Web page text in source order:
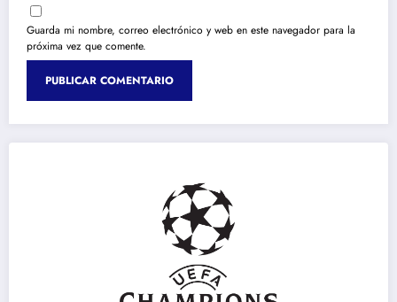
Guarda mi nombre, correo electrónico y web en este navegador para la
próxima vez que comente.